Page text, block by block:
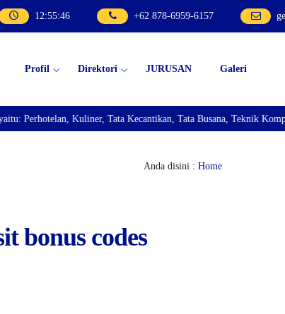
12:55:47 +62 878-6959-6157
Profil Direktori JURUSAN Galeri
Kuliner, Tata Kecantikan, Tata Busana, Teknik
Anda disini : Home
bonus codes